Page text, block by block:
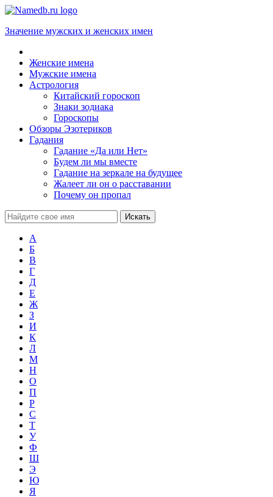
Значение мужских и женских имен
Женские имена
Мужские имена
Астрология
Китайский гороскоп
Знаки зодиака
Гороскопы
Обзоры Эзотериков
Гадания
Гадание «Да или Нет»
Будем ли мы вместе
Гадание на зеркале на будущее
Жалеет ли он о расставании
Почему он пропал
А
Б
В
Г
Д
Е
Ж
З
И
К
Л
М
Н
О
П
Р
С
Т
У
Ф
Ш
Э
Ю
Я